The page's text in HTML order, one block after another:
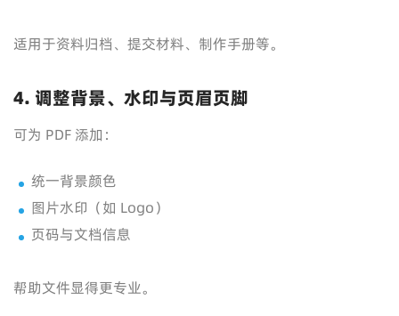
适用于资料归档、提交材料、制作手册等。
4. 调整背景、水印与页眉页脚
可为 PDF 添加：
统一背景颜色
图片水印（如 Logo）
页码与文档信息
帮助文件显得更专业。